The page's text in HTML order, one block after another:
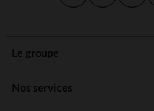
Le groupe
Nos services